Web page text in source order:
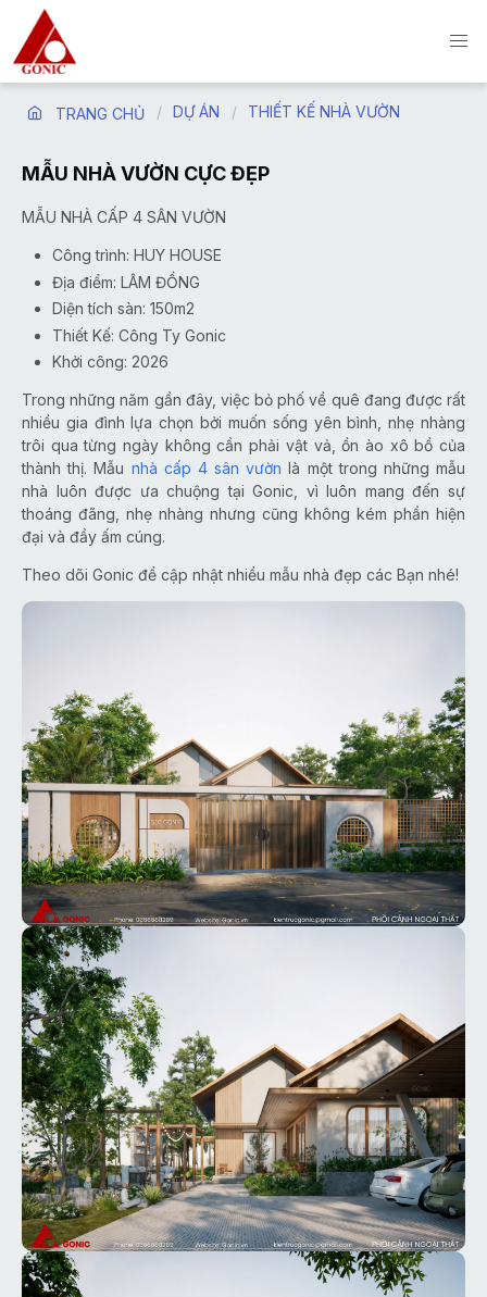
TRANG CHỦ DỰ ÁN THIẾT KẾ NHÀ VƯỜN
MẪU NHÀ VƯỜN CỰC ĐẸP
MẪU NHÀ CẤP 4 SÂN VƯỜN
Công trình: HUY HOUSE
Địa điểm: LÂM ĐỒNG
Diện tích sàn: 150m2
Thiết Kế: Công Ty Gonic
Khởi công: 2026
Trong những năm gần đây, việc bỏ phố về quê đang được rất
nhiều gia đình lựa chọn bởi muốn sống yên bình, nhẹ nhàng
trôi qua từng ngày không cần phải vật vả, ồn ào xô bồ của
thành thị. Mẫu nhà cấp 4 sân vườn là một trong những mẫu
nhà luôn được ưa chuộng tại Gonic, vì luôn mang đến sự
thoáng đãng, nhẹ nhàng nhưng cũng không kém phần hiện
đại và đầy ấm cúng.
Theo dõi Gonic để cập nhật nhiều mẫu nhà đẹp các Bạn nhé!